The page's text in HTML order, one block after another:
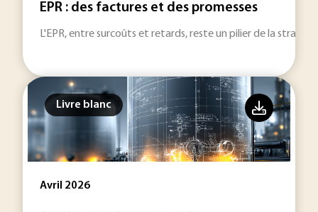
EPR : des factures et des promesses
L'EPR, entre surcoûts et retards, reste un pilier de la
Livre blanc
Avril 2026